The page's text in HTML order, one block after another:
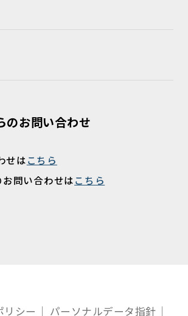
のお問い合わせ
せはこちら
お問い合わせはこちら
リシー パーソナルデータ指針